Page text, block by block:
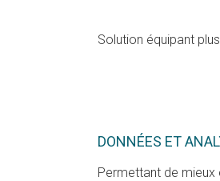
Solution équipant
DONNÉES ET
Permettant de